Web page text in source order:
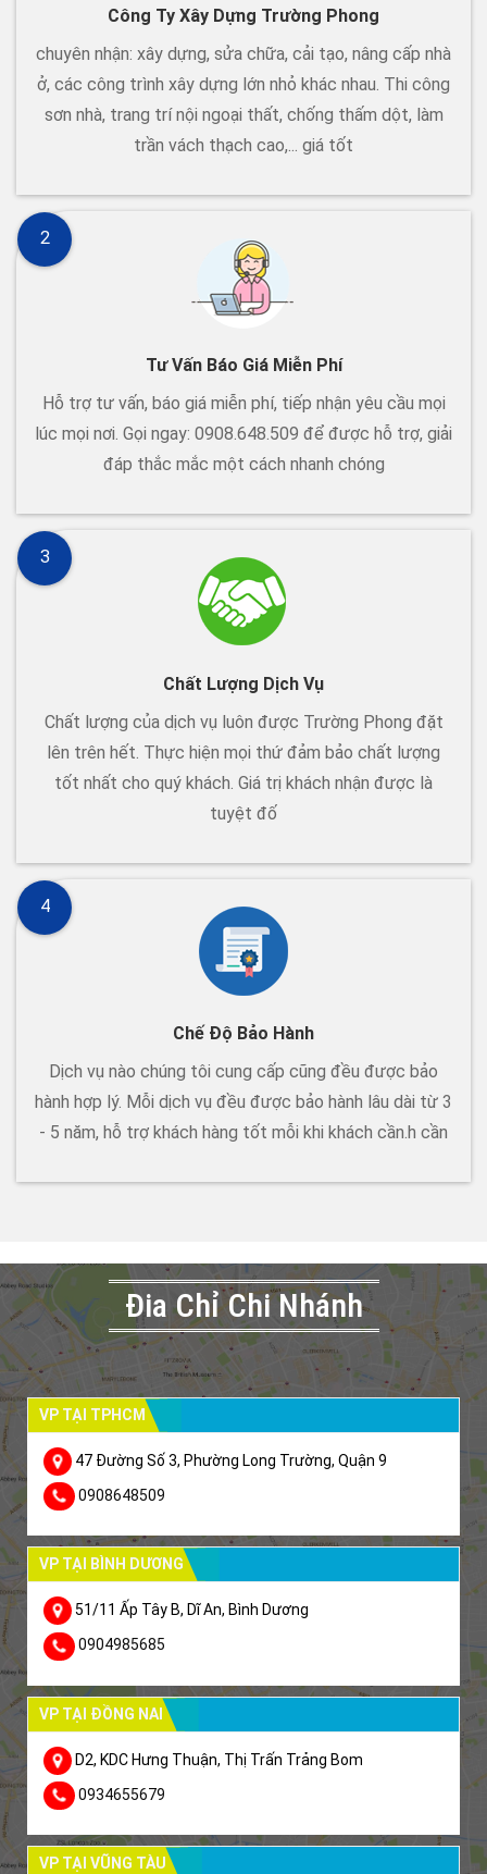
Công Ty Xây Dựng Trường Phong
chuyên nhận: xây dựng, sửa chữa, cải tạo, nâng cấp nhà
ở, các công trình xây dựng lớn nhỏ khác nhau. Thi công
sơn nhà, trang trí nội ngoại thất, chống thấm dột, làm
trần vách thạch cao,... giá tốt
Tư Vấn Báo Giá Miễn Phí
Hỗ trợ tư vấn, báo giá miễn phí, tiếp nhận yêu cầu mọi
lúc mọi nơi. Gọi ngay: 0908.648.509 để được hỗ trợ, giải
đáp thắc mắc một cách nhanh chóng
2
Chất Lượng Dịch Vụ
Chất lượng của dịch vụ luôn được Trường Phong đặt
lên trên hết. Thực hiện mọi thứ đảm bảo chất lượng
tốt nhất cho quý khách. Giá trị khách nhận được là
tuyệt đố
3
Chế Độ Bảo Hành
Dịch vụ nào chúng tôi cung cấp cũng đều được bảo
hành hợp lý. Mỗi dịch vụ đều được bảo hành lâu dài từ 3
- 5 năm, hỗ trợ khách hàng tốt mỗi khi khách cần.h cần
4
Đia Chỉ Chi Nhánh
VP TẠI TPHCM
47 Đường Số 3, Phường Long Trường, Quận 9
0908648509
VP TẠI BÌNH DƯƠNG
51/11 Ấp Tây B, Dĩ An, Bình Dương
0904985685
VP TẠI ĐỒNG NAI
D2, KDC Hưng Thuận, Thị Trấn Trảng Bom
0934655679
VP TẠI VŨNG TÀU